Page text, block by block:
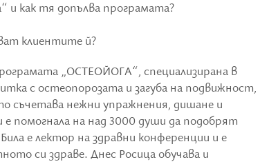
и как тя допълва програмата?
клиентите й?
„ОСТЕОЙОГА“, специализирана в
с остеопорозата и загуба на подвижност,
съчетава нежни упражнения, дишане и
помогнала на над 3000 души да подобрят
е лектор на здравни конференции и е
си здраве. Днес Росица обучава и